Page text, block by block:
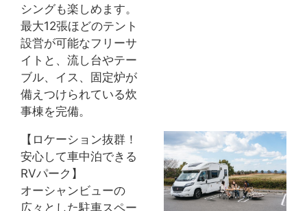
シングも楽しめます。
最大12張ほどのテント
設営が可能なフリーサ
イトと、流し台やテー
ブル、イス、固定炉が
備えつけられている炊
事棟を完備。
【ロケーション抜群！
安心して車中泊できる
RVパーク】
オーシャンビューの
広々とした駐車スペー